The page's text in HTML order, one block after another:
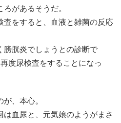
があるそうだ。
査をすると、血液と雑菌の反応
膀胱炎でしょうとの診断で
度尿検査をすることになっ
、本心。
は血尿と、元気娘のようがまさ